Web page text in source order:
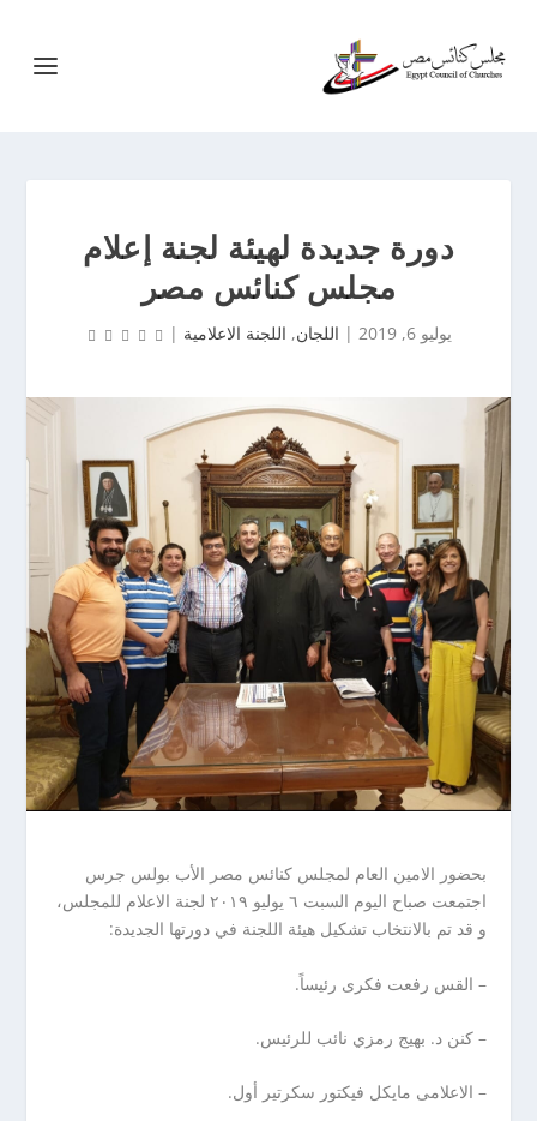
دورة جديدة لهيئة لجنة إعلام
مجلس كنائس مصر
يوليو 6, 2019 | اللجان, اللجنة الاعلامية |
بحضور الامين العام لمجلس كنائس مصر الأب بولس جرس
اجتمعت صباح اليوم السبت ٦ يوليو ٢٠١٩ لجنة الاعلام للمجلس،
و قد تم بالانتخاب تشكيل هيئة اللجنة في دورتها الجديدة:
– القس رفعت فكرى رئيساً.
– كنن د. بهيج رمزي نائب للرئيس.
– الاعلامى مايكل فيكتور سكرتير أول.